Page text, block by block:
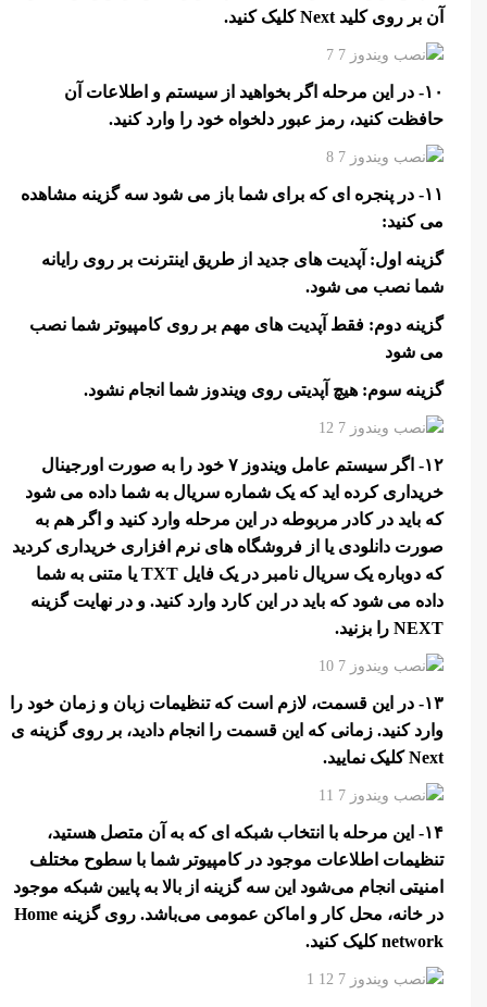
آن بر روی کلید Next کلیک کنید.
۱۰- در این مرحله اگر بخواهید از سیستم و اطلاعات آن
حافظت کنید، رمز عبور دلخواه خود را وارد کنید.
۱۱- در پنجره ای که برای شما باز می شود سه گزینه مشاهده
می کنید:
گزینه اول: آپدیت های جدید از طریق اینترنت بر روی رایانه
شما نصب می شود.
گزینه دوم: فقط آپدیت های مهم بر روی کامپیوتر شما نصب
می شود
گزینه سوم: هیچ آپدیتی روی ویندوز شما انجام نشود.
۱۲- اگر سیستم عامل ویندوز ۷ خود را به صورت اورجینال
خریداری کرده اید که یک شماره سریال به شما داده می شود
که باید در کادر مربوطه در این مرحله وارد کنید و اگر هم به
صورت دانلودی یا از فروشگاه های نرم افزاری خریداری کردید
که دوباره یک سریال نامبر در یک فایل TXT یا متنی به شما
داده می شود که باید در این کارد وارد کنید. و در نهایت گزینه
NEXT را بزنید.
۱۳- در این قسمت، لازم است که تنظیمات زبان و زمان خود را
وارد کنید. زمانی که این قسمت را انجام دادید، بر روی گزینه ی
Next کلیک نمایید.
۱۴- این مرحله با انتخاب شبکه ای که به آن متصل هستید،
تنظیمات اطلاعات موجود در کامپیوتر شما با سطوح مختلف
امنیتی انجام می‌شود این سه گزینه از بالا به پایین شبکه موجود
در خانه، محل کار و اماکن عمومی می‌باشد. روی گزینه Home
network کلیک کنید.